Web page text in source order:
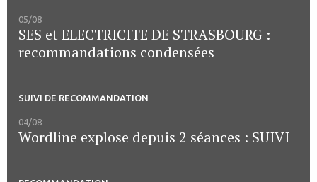
05/08
SES et ELECTRICITE DE STRASBOURG :
recommandations condensées
SUIVI DE RECOMMANDATION
04/08
Wordline explose depuis 2 séances : SUIVI